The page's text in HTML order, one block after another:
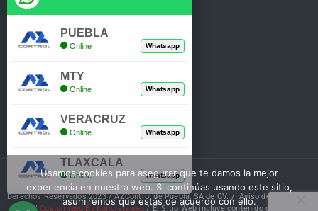
Tienda
Mi Cuenta
Derechos Reservados 2023 / AZControl de Puebla, SA de CV. /Aviso de Privacidad
/Customized By Koncretaweb / El Sitio Web incluye contenido de IA
Usamos cookies para asegurar que te damos la mejor
experiencia en nuestra web. Si continúas usando este sitio,
asumiremos que estás de acuerdo con ello.
PUEBLA
Online Whatsapp
MTY
Online Whatsapp
VERACRUZ
Online Whatsapp
TLAXCALA
Online Whatsapp